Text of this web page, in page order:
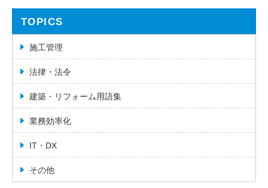
TOPICS
施工管理
法律・法令
建築・リフォーム用語集
業務効率化
IT・DX
その他